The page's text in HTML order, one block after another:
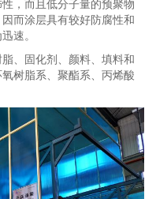
，而且低分子量的预聚物
而涂层具有较好防腐性和
速。
、固化剂、颜料、填料和
树脂系、聚酯系、丙烯酸